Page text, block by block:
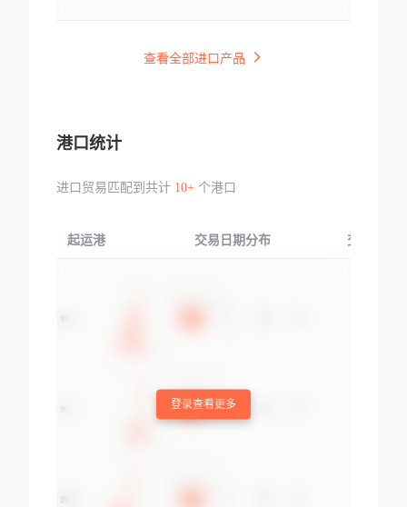
查看全部进口产品
港口统计
进口贸易匹配到共计 10+个港口
起运港 交易日期分布 交易产品
登录查看更多